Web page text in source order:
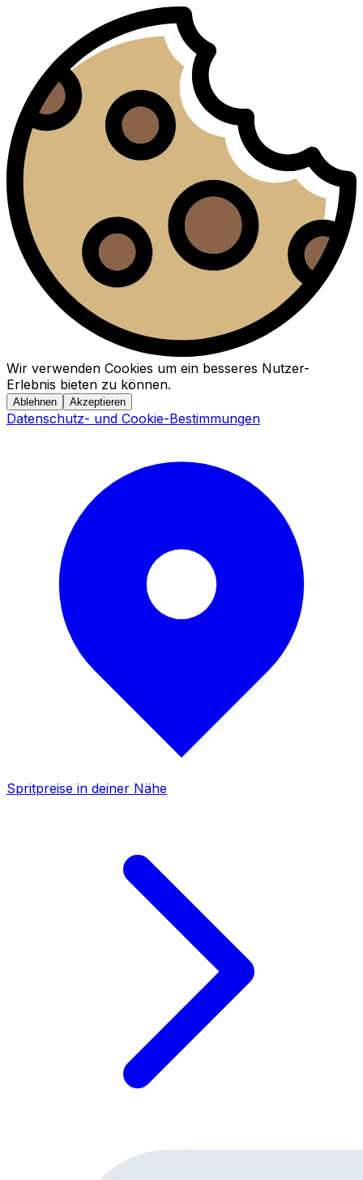
Wir verwenden Cookies um ein besseres Nutzer-
Erlebnis bieten zu können.
Ablehnen Akzeptieren
Datenschutz- und Cookie-Bestimmungen
Spritpreise in deiner Nähe